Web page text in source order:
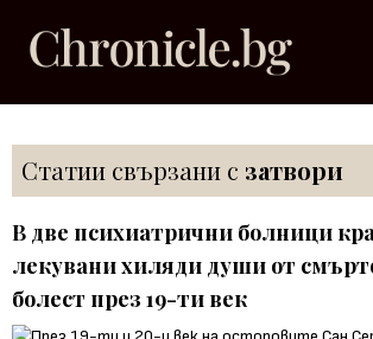
Статии свързани с затвори
В две психиатрични болници
лекувани хиляди души от
болест през 19-ти век